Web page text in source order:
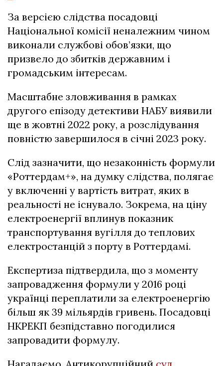
За версією слідства посадовці
Національної комісії неналежним чином
виконали службові обов’язки, що
призвело до збитків державним і
громадським інтересам.
Масштабне зловживання в рамках
другого епізоду детективи НАБУ виявили
ще в жовтні 2022 року, а розслідування
повністю завершилося в січні 2023 року.
Слід зазначити, що незаконність формули
«Роттердам+», на думку слідства, полягає
у включенні у вартість витрат, яких в
реальності не існувало. Зокрема, на ціну
електроенергії вплинув показник
транспортування вугілля до теплових
електростанцій з порту в Роттердамі.
Експертиза підтвердила, що з моменту
запровадження формули у 2016 році
українці переплатили за електроенергію
більш як 39 мільярдів гривень. Посадовці
НКРЕКП безпідставно погодилися
запровадити формулу.